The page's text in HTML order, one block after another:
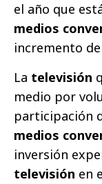
el año que
medios
incremento
La televisión
medio por
participación
medios
inversión
televisión en